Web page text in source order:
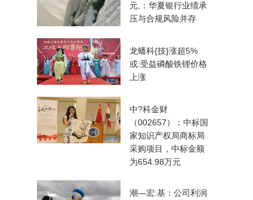
元,：华夏银行业绩承
压与合规风险并存
龙蟠科{技}涨超5%
或:受益磷酸铁锂价格
上涨
中?科金财
（002657）：中标国
家知识产权局商标局
采购项目，中标金额
为654.98万元
潮—宏:基：公司利润